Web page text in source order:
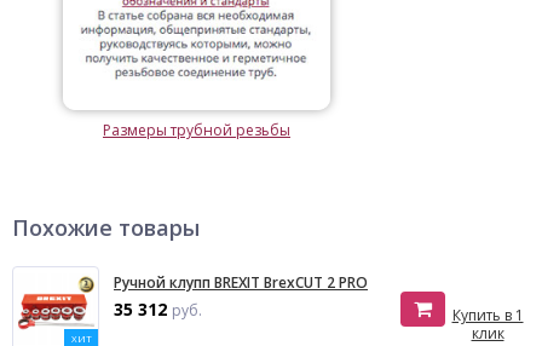
Размеры трубной резьбы
Похожие товары
ХИТ
Ручной клупп BREXIT BrexCUT 2 PRO
35 312 руб.
Купить в 1
клик